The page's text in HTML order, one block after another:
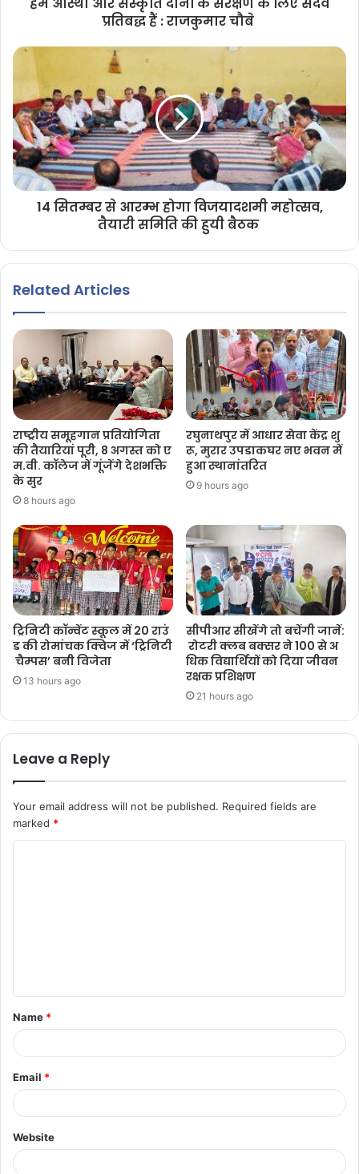
हम आस्था और संस्कृति दोनों के संरक्षण के लिए सदैव
प्रतिबद्ध हैं : राजकुमार चौबे
14 सितम्बर से आरम्भ होगा विजयादशमी महोत्सव,
तैयारी समिति की हुयी बैठक
Related Articles
राष्ट्रीय समूहगान प्रतियोगिता
की तैयारियां पूरी, 8 अगस्त को ए
म.वी. कॉलेज में गूंजेंगे देशभक्ति
के सुर
8 hours ago
रघुनाथपुर में आधार सेवा केंद्र शु
रू, मुरार उपडाकघर नए भवन में
हुआ स्थानांतरित
9 hours ago
ट्रिनिटी कॉन्वेंट स्कूल में 20 राउं
ड की रोमांचक क्विज में ‘ट्रिनिटी
चैम्पस’ बनी विजेता
13 hours ago
सीपीआर सीखेंगे तो बचेंगी जानें:
रोटरी क्लब बक्सर ने 100 से अ
धिक विद्यार्थियों को दिया जीवन
रक्षक प्रशिक्षण
21 hours ago
Leave a Reply
Your email address will not be published. Required fields are
marked *
Name *
Email *
Website